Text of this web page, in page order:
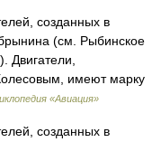
созданных в
(см. Рыбинское
Двигатели,
имеют марку
«Авиация»
созданных в